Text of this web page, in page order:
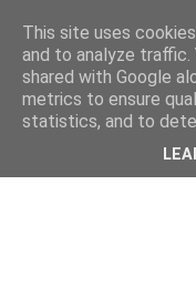
This site uses
and to analyze traffic.
shared with Google
metrics to ensure
statistics, and to